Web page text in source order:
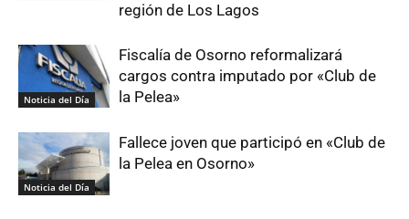
región de Los Lagos
Noticia del Día
Fiscalía de Osorno reformalizará
cargos contra imputado por «Club de
la Pelea»
Noticia del Día
Fallece joven que participó en «Club de
la Pelea en Osorno»